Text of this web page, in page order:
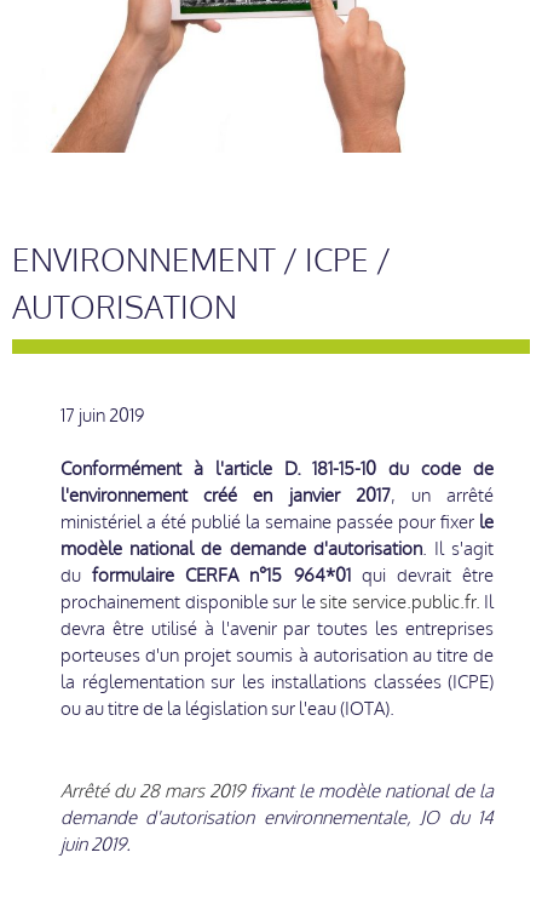
ENVIRONNEMENT / ICPE /
AUTORISATION
17 juin 2019
Conformément à l'article D. 181-15-10 du code de
l'environnement créé en janvier 2017, un arrêté
ministériel a été publié la semaine passée pour fixer le
modèle national de demande d'autorisation. Il s'agit
duformulaire CERFA n°15 964*01qui devrait être
prochainement disponible sur le site service.public.fr. Il
devra être utilisé à l'avenir par toutes les entreprises
porteuses d'un projet soumis à autorisation au titre de
la réglementation sur les installations classées (ICPE)
ou au titre de la législation sur l'eau (IOTA).
Arrêté du 28 mars 2019fixant le modèle national de la
demande d'autorisation environnementale, JO du 14
juin 2019.